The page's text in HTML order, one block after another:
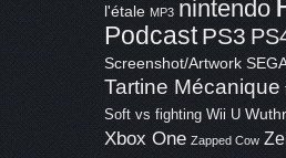
l'étale MP3 nintendo
Podcast PS3
Screenshot/Artwork
Tartine Mécanique
Soft vs fighting Wii U
Xbox One Zapped Cow